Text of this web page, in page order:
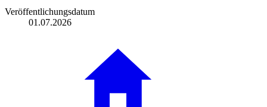
Veröffentlichungsdatum
01.07.2026